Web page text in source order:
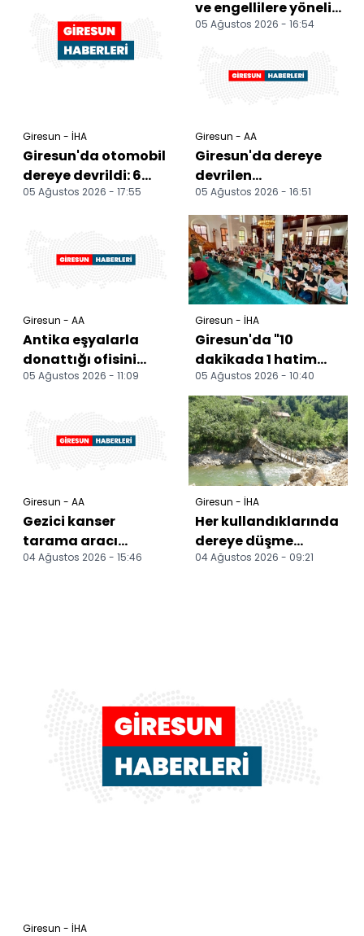
Giresun - İHA
Giresun'da otomobil
dereye devrildi: 6
yaralı
05 Ağustos 2026 - 17:55
ve engellilere yönelik
etkinlik düzenlendi
05 Ağustos 2026 - 16:54
Giresun - AA
Giresun'da dereye
devrilen
otomobildeki 6 kişi
yaralandı
05 Ağustos 2026 - 16:51
Giresun - AA
Antika eşyalarla
donattığı ofisini
adeta müzeye
05 Ağustos 2026 - 11:09
Giresun - İHA
Giresun'da "10
dakikada 1 hatim
okuyoruz" programı
düzenlendi
05 Ağustos 2026 - 10:40
Giresun - AA
Gezici kanser
tarama aracı
Çanakçı'da hizmete
04 Ağustos 2026 - 15:46
Giresun - İHA
Her kullandıklarında
dereye düşme
korkusu yaşıyorlar
04 Ağustos 2026 - 09:21
Giresun - İHA